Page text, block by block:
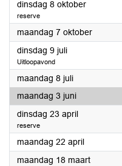
dinsdag 8 oktober2024
reserve
maandag 7 oktober2024
dinsdag 9 juli2024
Uitloopavond
maandag 8 juli2024
maandag 3 juni2024
dinsdag 23 april2024
reserve
maandag 22 april2024
maandag 18 maart2024